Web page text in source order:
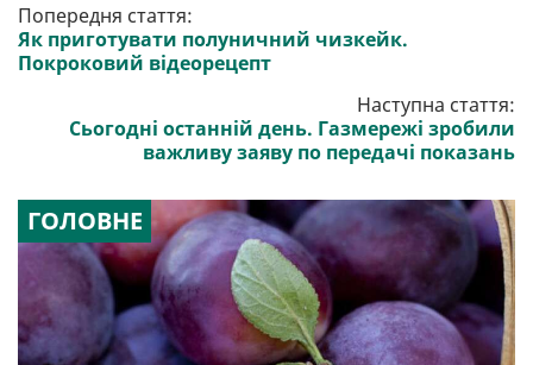
Попередня стаття:
Як приготувати полуничний чизкейк.
Покроковий відеорецепт
Наступна стаття:
Сьогодні останній день. Газмережі зробили
важливу заяву по передачі показань
ГОЛОВНЕ